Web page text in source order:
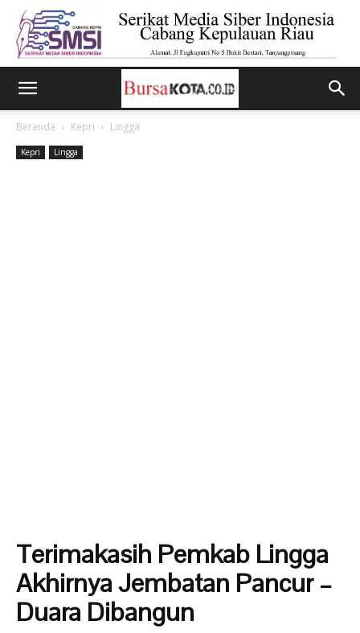
Beranda Kepri Lingga
Kepri Lingga
Terimakasih Pemkab Lingga
Akhirnya Jembatan Pancur –
Duara Dibangun